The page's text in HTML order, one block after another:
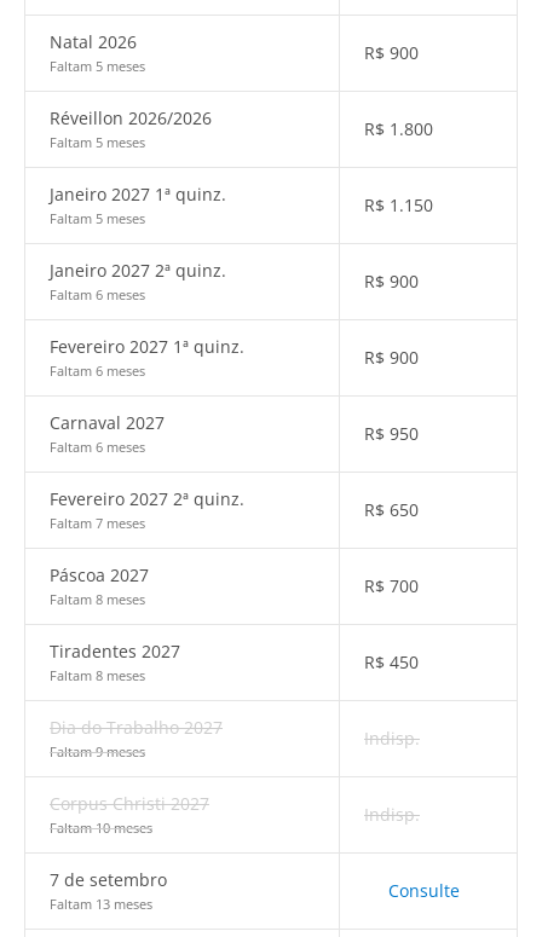
Natal 2026
Faltam 5 meses
R$ 900
Réveillon 2026/2026
Faltam 5 meses
R$ 1.800
Janeiro 2027 1ª quinz.
Faltam 5 meses
R$ 1.150
Janeiro 2027 2ª quinz.
Faltam 6 meses
R$ 900
Fevereiro 2027 1ª quinz.
Faltam 6 meses
R$ 900
Carnaval 2027
Faltam 6 meses
R$ 950
Fevereiro 2027 2ª quinz.
Faltam 7 meses
R$ 650
Páscoa 2027
Faltam 8 meses
R$ 700
Tiradentes 2027
Faltam 8 meses
R$ 450
Dia do Trabalho 2027
Faltam 9 meses
Indisp.
Corpus Christi 2027
Faltam 10 meses
Indisp.
7 de setembro
Faltam 13 meses
Consulte